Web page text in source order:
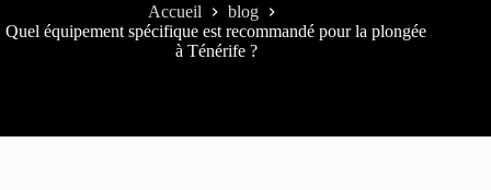
Accueil
blog
Quel équipement spécifique est recommandé pour la plongée
à Ténérife ?